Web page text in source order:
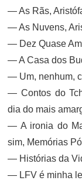
— As Rãs,
— As Nuvens,
— Dez Quase
— A Casa dos
— Um, nenhum,
— Contos do
dia do mais
— A ironia do
sim, Memórias
— Histórias da
— LFV é minha